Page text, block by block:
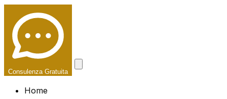
Consulenza Gratuita
Home